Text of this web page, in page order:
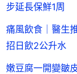
步延長保鮮1周
痛風飲食｜醫生
招日飲2公升水
嫩豆腐一開變皺